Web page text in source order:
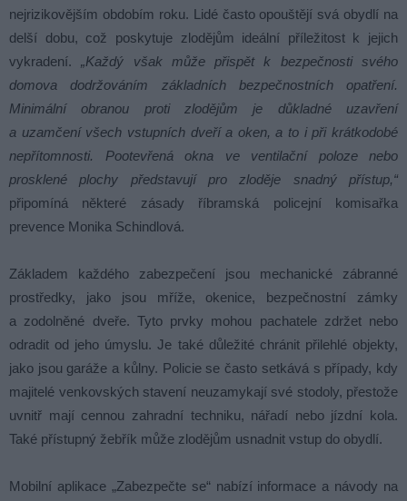
nejrizikovějším obdobím roku. Lidé často opouštějí svá obydlí na
delší dobu, což poskytuje zlodějům ideální příležitost k jejich
vykradení.„Každý však může přispět k bezpečnosti svého
domova dodržováním základních bezpečnostních opatření.
Minimální obranou proti zlodějům je důkladné uzavření
a uzamčení všech vstupních dveří a oken, a to i při krátkodobé
nepřítomnosti. Pootevřená okna ve ventilační poloze nebo
prosklené plochy představují pro zloděje snadný přístup,“
připomíná některé zásady říbramská policejní komisařka
prevence Monika Schindlová.
Základem každého zabezpečení jsou mechanické zábranné
prostředky, jako jsou mříže, okenice, bezpečnostní zámky
a zodolněné dveře. Tyto prvky mohou pachatele zdržet nebo
odradit od jeho úmyslu. Je také důležité chránit přilehlé objekty,
jako jsou garáže a kůlny. Policie se často setkává s případy, kdy
majitelé venkovských stavení neuzamykají své stodoly, přestože
uvnitř mají cennou zahradní techniku, nářadí nebo jízdní kola.
Také přístupný žebřík může zlodějům usnadnit vstup do obydlí.
Mobilní aplikace „Zabezpečte se“ nabízí informace a návody na